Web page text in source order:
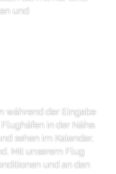
und
während der Eingabe
in der Nähe.
sehen im Kalender,
Mit unserem Flug
und an den